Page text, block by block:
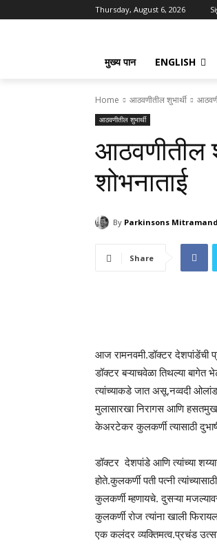
Thursday, August 6, 2026
मुख्य पान ENGLISH
Home आठवणीतील शुभार्थी
आठवणीतील शुभार्थी
आठवणीतील
शोभनाताई
By Parkinsons
Share
आज रामनवमी.डॉक्टर देशपांडेंची
डॉक्टर बऱ्याचवेळा तिथल्या बागेत
त्यांच्याकडे जात असू.नव्वदी
मुलासारखा निरागस आणि
केअरटेकर कुलकर्णी त्यासाठी
डॉक्टर देशपांडे आणि त्यांच्या
होते.कुलकर्णी पती पत्नी
कुलकर्णी म्हणायचे. दुसऱ्या
कुलकर्णी रोज त्यांना खाली
एक कलंदर व्यक्तिमत्व.प्रचंड